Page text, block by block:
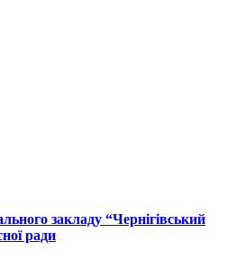
закладу “Чернігівський
ради